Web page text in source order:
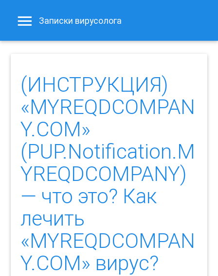
Записки вирусолога
(ИНСТРУКЦИЯ)
«MYREQDCOMPAN
Y.COM»
(PUP.Notification.M
YREQDCOMPANY)
— что это? Как
лечить
«MYREQDCOMPAN
Y.COM» вирус?